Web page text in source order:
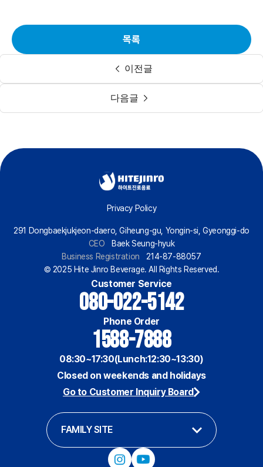
이전글
목록
다음글
Privacy Policy
291 Dongbaekjukjeon-daero, Giheung-gu, Yongin-si, Gyeonggi-do
CEO
Baek Seung-hyuk
Business Registration
214-87-88057
© 2025 Hite Jinro Beverage. All Rights Reserved.
Customer Service
080-022-5142
Phone Order
1588-7888
08:30~17:30(Lunch:12:30~13:30)
Closed on weekends and holidays
Go to Customer Inquiry Board
FAMILY SITE